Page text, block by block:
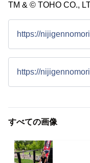
TM & © TOHO CO.,
https://
https://
すべての画像